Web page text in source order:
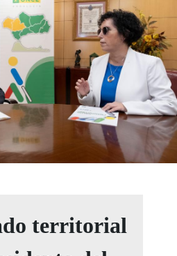
territorial